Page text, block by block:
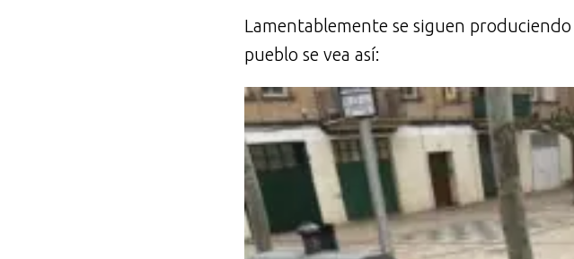
Lamentablemente se siguen
pueblo se vea así: